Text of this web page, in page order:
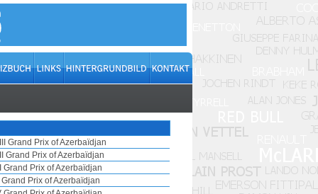
Grand Prix of Azerbaïdjan
Grand Prix of Azerbaïdjan
Grand Prix of Azerbaïdjan
Prix of Azerbaïdjan